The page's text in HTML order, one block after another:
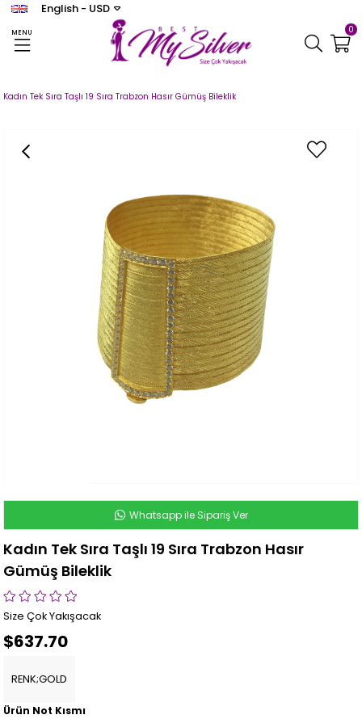
MENU
English - USD
0
TRABZON HASIR
Kadın Tek Sıra Taşlı 19 Sıra Trabzon Hasır Gümüş Bileklik
Whatsapp ile Sipariş Ver
Kadın Tek Sıra Taşlı 19 Sıra Trabzon Hasır
Gümüş Bileklik
Size Çok Yakışacak
$637.70
RENK;GOLD
Ürün Not Kısmı